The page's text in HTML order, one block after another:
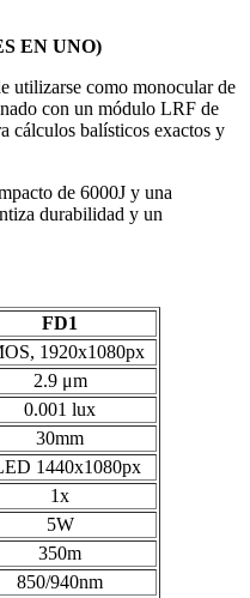
EN UNO)
utilizarse como monocular de
con un módulo LRF de
cálculos balísticos exactos y
de 6000J y una
durabilidad y un
FD1
1920x1080px
2.9 μm
0.001 lux
30mm
1440x1080px
1x
5W
350m
850/940nm